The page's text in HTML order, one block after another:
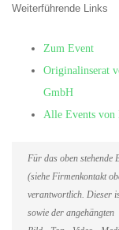
Weiterführende Links
Zum Event
Originalinserat
GmbH
Alle Events von
Für das oben stehende
(siehe Firmenkontakt
verantwortlich. Dieser
sowie der angehängten